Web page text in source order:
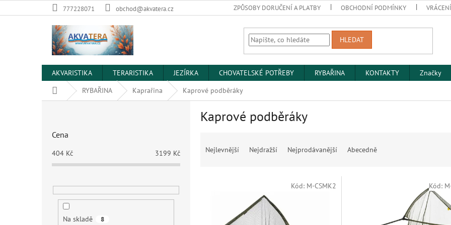
na
777228071 obchod@akvatera.cz ZPŮSOBY DORUČENÍ A PLATBY OBCHODNÍ PODMÍNKY
HLEDAT
AKVARISTIKA TERARISTIKA JEZÍRKA CHOVATELSKÉ POTŘEBY RYBAŘINA KONTAKTY
Značky
Domů
RYBAŘINA Kaprařina Kaprové podběráky
Cena
404 Kč 3199 Kč
Na skladě 8
Kaprové podběráky
Nejlevnější Nejdražší Nejprodávanější Abecedně
Kód: M-CSMK2 Kód: